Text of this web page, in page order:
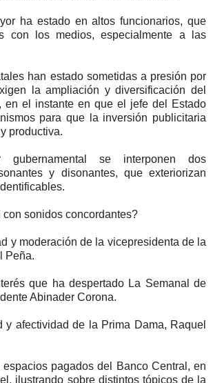
ha estado en altos funcionarios, que
con los medios, especialmente a las
han estado sometidas a presión por
la ampliación y diversificación del
en el instante en que el jefe del Estado
para que la inversión publicitaria
productiva.
se interponen dos
y disonantes, que exteriorizan
sonidos concordantes?
y moderación de la vicepresidenta de la
Peña.
que ha despertado La Semanal de
Abinader Corona.
y afectividad de la Prima Dama, Raquel
espacios pagados del Banco Central, en
ilustrando sobre distintos tópicos de la